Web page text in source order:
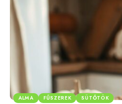
ALMA FŰSZEREK SÜTŐTÖK